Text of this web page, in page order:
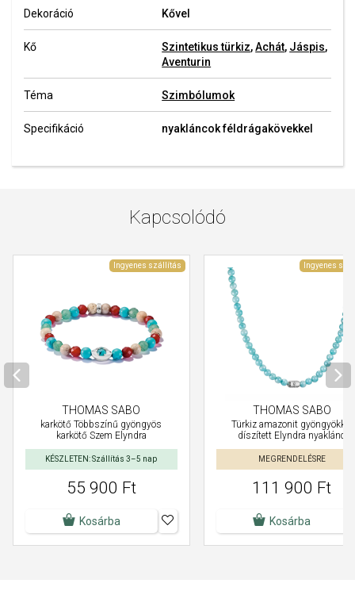
Dekoráció Kővel
Kő Szintetikus türkiz,Achát, Jáspis,
Aventurin
Téma Szimbólumok
Specifikáció nyakláncok féldrágakövekkel
Kapcsolódó
Ingyenes szállítás
THOMAS SABO
karkötő Többszínű gyöngyös
karkötő Szem Elyndra
KÉSZLETEN: Szállítás 3–5 nap
55 900 Ft
Kosárba
Ingyenes
THOMAS SABO
Türkiz amazonit gyöngyökkel
díszített Elyndra nyaklánc
MEGRENDELÉSRE
111 900 Ft
Kosárba